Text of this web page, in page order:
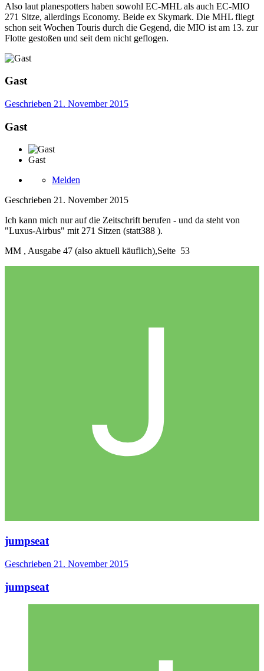
Also laut planespotters haben sowohl EC-MHL als auch EC-MIO
271 Sitze, allerdings Economy. Beide ex Skymark. Die MHL fliegt
schon seit Wochen Touris durch die Gegend, die MIO ist am 13. zur
Flotte gestoßen und seit dem nicht geflogen.
Gast
Geschrieben 21. November 2015
Gast
Gast
Melden
Geschrieben 21. November 2015
Ich kann mich nur auf die Zeitschrift berufen - und da steht von
"Luxus-Airbus" mit 271 Sitzen (statt388 ).
MM , Ausgabe 47 (also aktuell käuflich),Seite 53
jumpseat
Geschrieben 21. November 2015
jumpseat